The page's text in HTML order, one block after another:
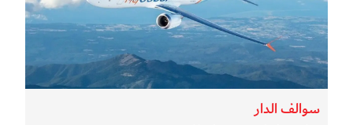
سوالف الدار